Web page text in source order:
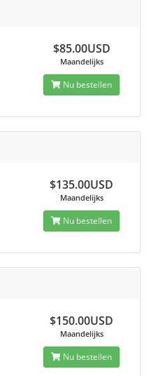
$85.00USD
Maandelijks
Nu bestellen
$135.00USD
Maandelijks
Nu bestellen
$150.00USD
Maandelijks
Nu bestellen